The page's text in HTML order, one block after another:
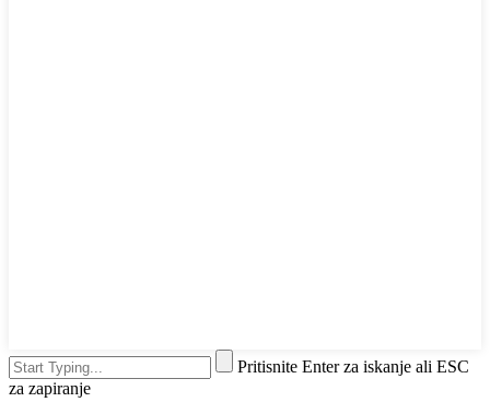
Pritisnite Enter za iskanje ali ESC
za zapiranje